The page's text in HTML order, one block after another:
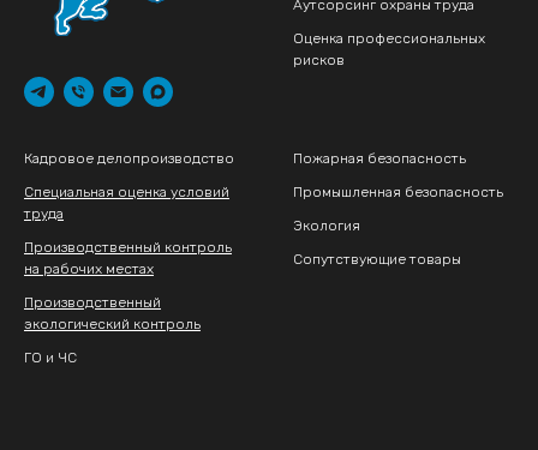
Аутсорсинг охраны труда
Оценка профессиональных
рисков
Кадровое делопроизводство
Специальная оценка условий
труда
Производственный контроль
на рабочих местах
Производственный
экологический контроль
ГО и ЧС
Пожарная безопасность
Промышленная безопасность
Экология
Сопутствующие товары